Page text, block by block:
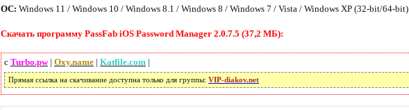
ОС: Windows 11 / Windows 10 / Windows 8.1 / Windows 8 / Windows 7 / Vista / Windows XP (32-bit/64-bit)
Скачать программу PassFab iOS Password Manager 2.0.7.5 (37,2 МБ):
с Turbo.pw| Oxy.name| Katfile.com |
Прямая ссылка на скачивание доступна только для группы: VIP-diakov.net